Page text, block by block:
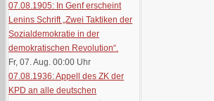
07.08.1905: In Genf erscheint
Lenins Schrift „Zwei Taktiken der
Sozialdemokratie in der
demokratischen Revolution“.
Fr, 07. Aug. 00:00 Uhr
07.08.1936: Appell des ZK der
KPD an alle deutschen